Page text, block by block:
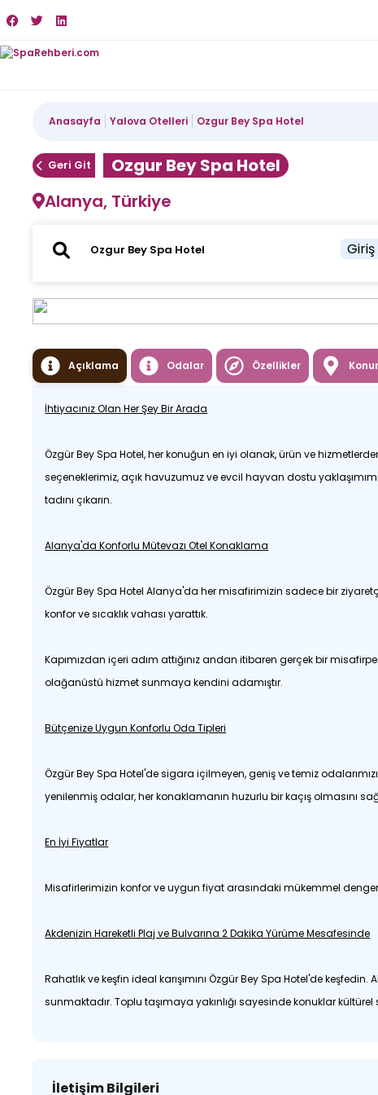
Anasayfa Yalova Otelleri Ozgur Bey Spa Hotel
Geri Git
Ozgur Bey Spa Hotel
Alanya, Türkiye
Açıklama Odalar Özellikler
İhtiyacınız Olan Her Şey Bir Arada
Özgür Bey Spa Hotel, her konuğun en iyi olanak, ürün ve
seçeneklerimiz, açık havuzumuz ve evcil hayvan dostu
tadını çıkarın.
Alanya'da Konforlu Mütevazı Otel Konaklama
Özgür Bey Spa Hotel Alanya'da her misafirimizin sadece bir
konfor ve sıcaklık vahası yarattık.
Kapımızdan içeri adım attığınız andan itibaren gerçek bir
olağanüstü hizmet sunmaya kendini adamıştır.
Bütçenize Uygun Konforlu Oda Tipleri
Özgür Bey Spa Hotel'de sigara içilmeyen, geniş ve temiz
yenilenmiş odalar, her konaklamanın huzurlu bir kaçış olmasını
En İyi Fiyatlar
Misafirlerimizin konfor ve uygun fiyat arasındaki mükemmel
Akdenizin Hareketli Plaj ve Bulvarına 2 Dakika Yürüme Mesafesinde
Rahatlık ve keşfin ideal karışımını Özgür Bey Spa Hotel'de
sunmaktadır. Toplu taşımaya yakınlığı sayesinde konuklar
İletişim Bilgileri